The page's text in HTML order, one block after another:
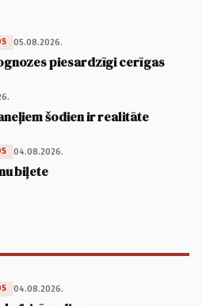
05.08.2026.
piesardzīgi cerīgas
šodien ir realitāte
04.08.2026.
biļete
04.08.2026.